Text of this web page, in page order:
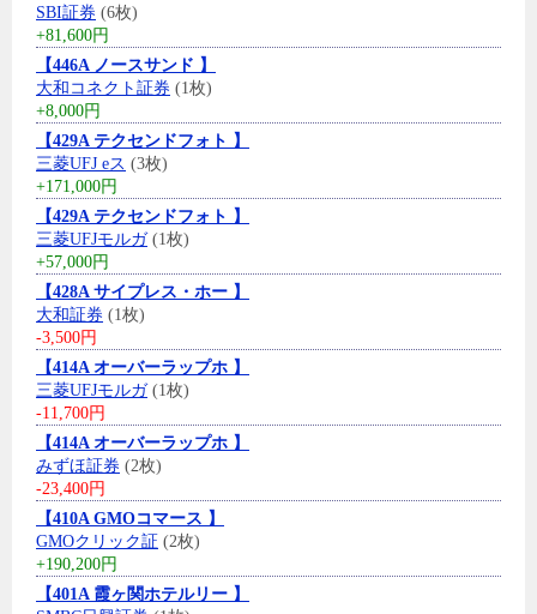
SBI証券 (6枚)
+81,600円
【446A ノースサンド 】
大和コネクト証券 (1枚)
+8,000円
【429A テクセンドフォト 】
三菱UFJ eス (3枚)
+171,000円
【429A テクセンドフォト 】
三菱UFJモルガ(1枚)
+57,000円
【428A サイプレス・ホー 】
大和証券 (1枚)
-3,500円
【414A オーバーラップホ 】
三菱UFJモルガ(1枚)
-11,700円
【414A オーバーラップホ 】
みずほ証券 (2枚)
-23,400円
【410A GMOコマース 】
GMOクリック証 (2枚)
+190,200円
【401A 霞ヶ関ホテルリー 】